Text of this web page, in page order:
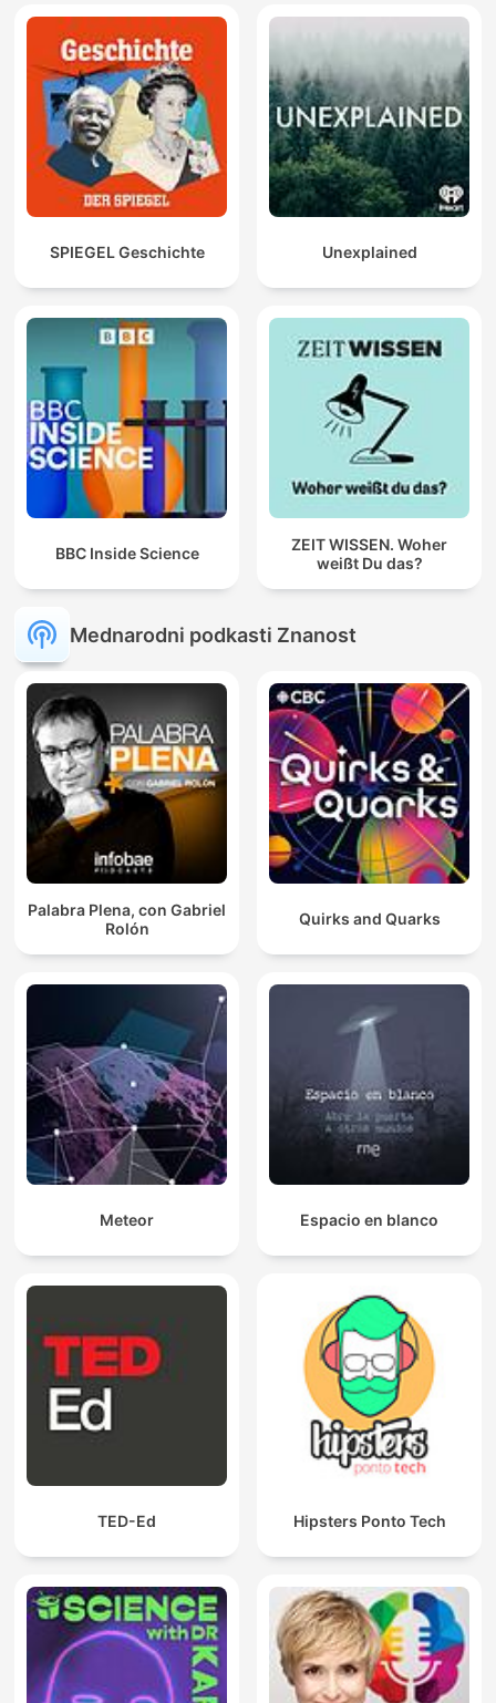
SPIEGEL Geschichte Unexplained
BBC Inside Science
ZEIT WISSEN. Woher
weißt Du das?
Mednarodni podkasti Znanost
Palabra Plena, con Gabriel
Rolón
Quirks and Quarks
Meteor Espacio en blanco
TED-Ed Hipsters Ponto Tech